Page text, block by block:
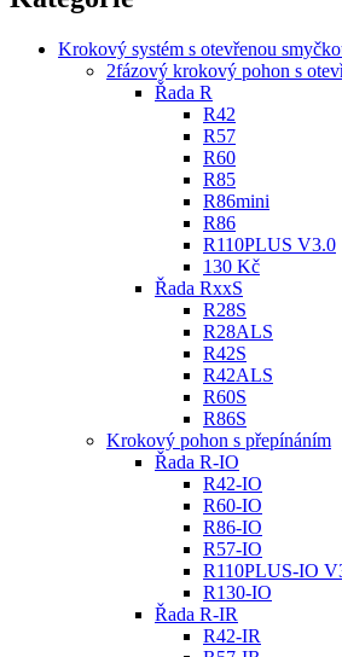
Krokový systém s otevřenou
2fázový krokový pohon s
Řada R
R42
R57
R60
R85
R86mini
R86
R110PLUS V3.0
130 Kč
Řada RxxS
R28S
R28ALS
R42S
R42ALS
R60S
R86S
Krokový pohon s přepínáním
Řada R-IO
R42-IO
R60-IO
R86-IO
R57-IO
R110PLUS-IO
R130-IO
Řada R-IR
R42-IR